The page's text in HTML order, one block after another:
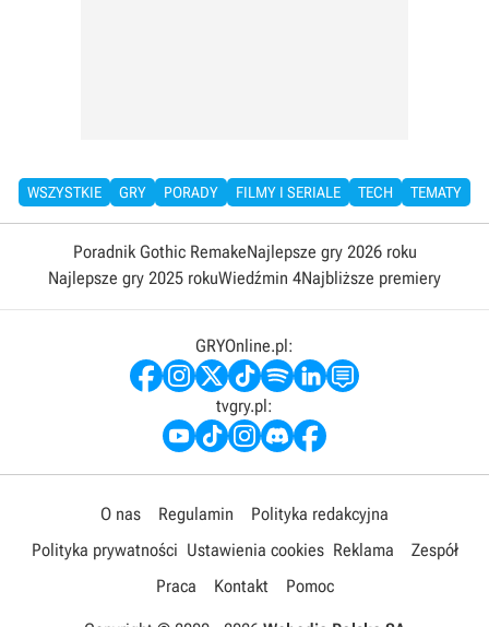
WSZYSTKIE GRY PORADY FILMY I SERIALE TECH TEMATY
Poradnik Gothic RemakeNajlepsze gry 2026 roku
Najlepsze gry 2025 rokuWiedźmin 4Najbliższe premiery
GRYOnline.pl:
tvgry.pl:
O nas Regulamin
Polityka redakcyjna
Polityka prywatności Ustawienia cookies Reklama
Zespół
Praca
Kontakt Pomoc